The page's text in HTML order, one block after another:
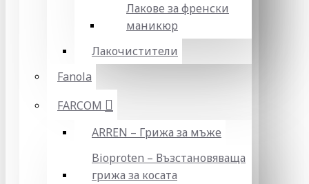
Лакове за френски
маникюр
Лакочистители
Fanola
FARCOM
ARREN – Грижа за мъже
Bioproten – Възстановяваща
грижа за косата